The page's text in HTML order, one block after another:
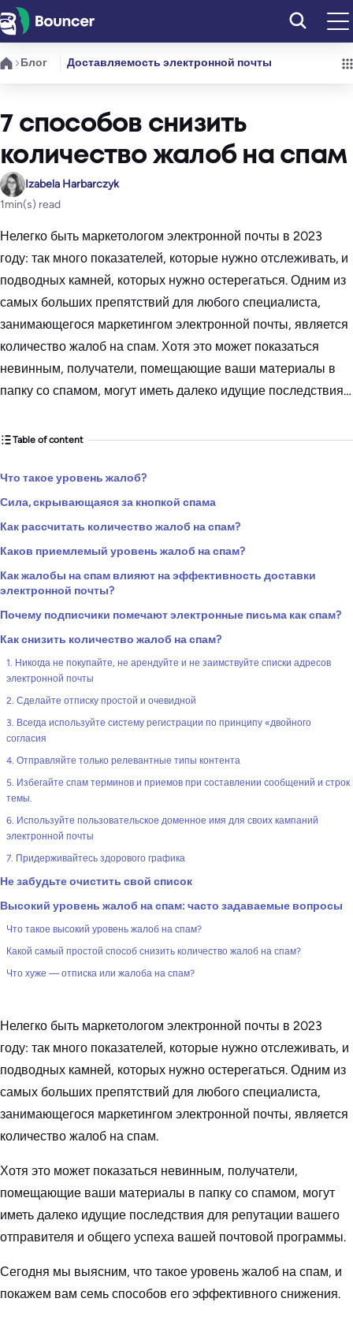
Перейти
к
содержимому
Блог Доставляемость электронной почты
7 способов снизить
количество жалоб на спам
Izabela Harbarczyk
1min(s) read
Нелегко быть маркетологом электронной почты в 2023
году: так много показателей, которые нужно отслеживать, и
подводных камней, которых нужно остерегаться. Одним из
самых больших препятствий для любого специалиста,
занимающегося маркетингом электронной почты, является
количество жалоб на спам. Хотя это может показаться
невинным, получатели, помещающие ваши материалы в
папку со спамом, могут иметь далеко идущие последствия…
Table of content
Что такое уровень жалоб?
Сила, скрывающаяся за кнопкой спама
Как рассчитать количество жалоб на спам?
Каков приемлемый уровень жалоб на спам?
Как жалобы на спам влияют на эффективность доставки
электронной почты?
Почему подписчики помечают электронные письма как спам?
Как снизить количество жалоб на спам?
1. Никогда не покупайте, не арендуйте и не заимствуйте списки адресов
электронной почты
2. Сделайте отписку простой и очевидной
3. Всегда используйте систему регистрации по принципу «двойного
согласия
4. Отправляйте только релевантные типы контента
5. Избегайте спам терминов и приемов при составлении сообщений и строк
темы.
6. Используйте пользовательское доменное имя для своих кампаний
электронной почты
7. Придерживайтесь здорового графика
Не забудьте очистить свой список
Высокий уровень жалоб на спам: часто задаваемые вопросы
Что такое высокий уровень жалоб на спам?
Какой самый простой способ снизить количество жалоб на спам?
Что хуже — отписка или жалоба на спам?
Нелегко быть маркетологом электронной почты в 2023
году: так много показателей, которые нужно отслеживать, и
подводных камней, которых нужно остерегаться. Одним из
самых больших препятствий для любого специалиста,
занимающегося маркетингом электронной почты, является
количество жалоб на спам.
Хотя это может показаться невинным, получатели,
помещающие ваши материалы в папку со спамом, могут
иметь далеко идущие последствия для репутации вашего
отправителя и общего успеха вашей почтовой программы.
Сегодня мы выясним, что такое уровень жалоб на спам, и
покажем вам семь способов его эффективного снижения.